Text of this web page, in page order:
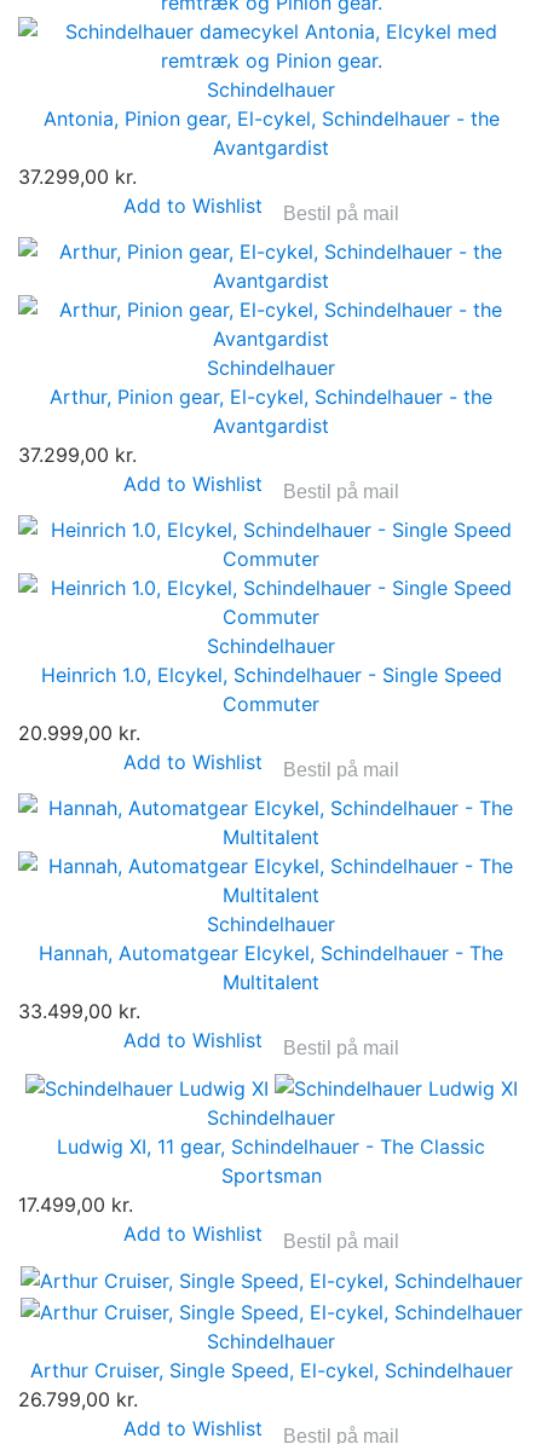
Schindelhauer
Antonia, Pinion gear, El-cykel, Schindelhauer - the
Avantgardist
37.299,00 kr.
Add to Wishlist
Bestil på mail
Schindelhauer
Arthur, Pinion gear, El-cykel, Schindelhauer - the
Avantgardist
37.299,00 kr.
Add to Wishlist
Bestil på mail
Schindelhauer
Heinrich 1.0, Elcykel, Schindelhauer - Single Speed
Commuter
20.999,00 kr.
Add to Wishlist
Bestil på mail
Schindelhauer
Hannah, Automatgear Elcykel, Schindelhauer - The
Multitalent
33.499,00 kr.
Add to Wishlist
Bestil på mail
Schindelhauer
Ludwig XI, 11 gear, Schindelhauer - The Classic
Sportsman
17.499,00 kr.
Add to Wishlist
Bestil på mail
Schindelhauer
Arthur Cruiser, Single Speed, El-cykel, Schindelhauer
26.799,00 kr.
Add to Wishlist
Bestil på mail